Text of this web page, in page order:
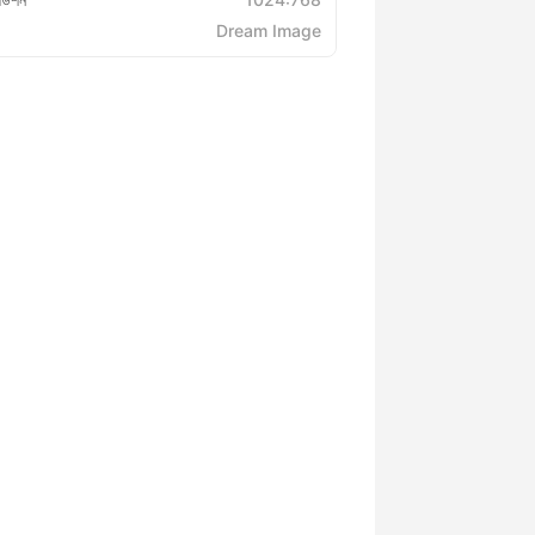
Dream Image